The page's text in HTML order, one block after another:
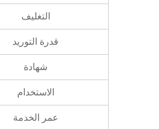
التغليف
قدرة التوريد
شهادة
الاستخدام
عمر الخدمة